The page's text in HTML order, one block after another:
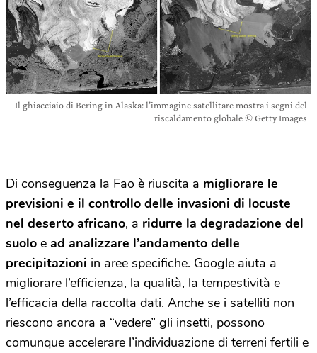
Il ghiacciaio di Bering in Alaska: l’immagine satellitare mostra i segni del
riscaldamento globale © Getty Images
Di conseguenza la Fao è riuscita a migliorare le
previsioni e il controllo delle invasioni di locuste
nel deserto africano, a ridurre la degradazione del
suolo e ad analizzare l’andamento delle
precipitazioni in aree specifiche. Google aiuta a
migliorare l’efficienza, la qualità, la tempestività e
l’efficacia della raccolta dati. Anche se i satelliti non
riescono ancora a “vedere” gli insetti, possono
comunque accelerare l’individuazione di terreni fertili e